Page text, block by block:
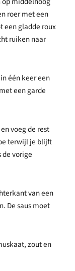
roer met een
een gladde roux
ruiken naar
één keer een
een garde
voeg de rest
terwijl je blijft
de vorige
van een
De saus moet
zout en